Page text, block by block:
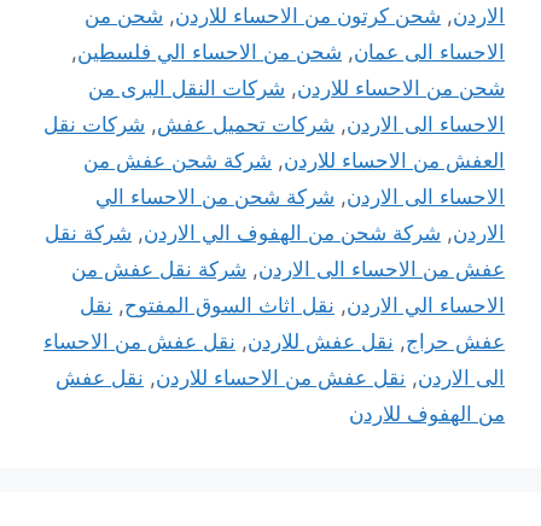
الاردن, شحن كرتون من الاحساء للاردن, شحن من
الاحساء الى عمان, شحن من الاحساء الي فلسطين,
شحن من الاحساء للاردن, شركات النقل البرى من
الاحساء الى الاردن, شركات تحميل عفش, شركات نقل
العفش من الاحساء للاردن, شركة شحن عفش من
الاحساء الى الاردن, شركة شحن من الاحساء الي
الاردن, شركة شحن من الهفوف الي الاردن, شركة نقل
عفش من الاحساء الى الاردن, شركة نقل عفش من
الاحساء الي الاردن, نقل اثاث السوق المفتوح, نقل
عفش حراج, نقل عفش للاردن, نقل عفش من الاحساء
الى الاردن, نقل عفش من الاحساء للاردن, نقل عفش
من الهفوف للاردن